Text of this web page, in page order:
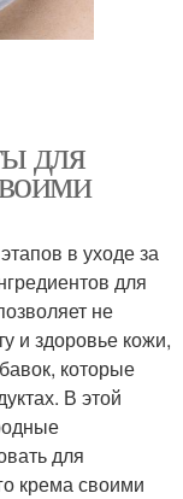
для
в уходе за
для
не
и здоровье кожи,
которые
В этой
для
крема своими